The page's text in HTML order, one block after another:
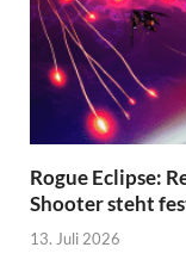
Rogue Eclipse:
Shooter steht
13. Juli 2026